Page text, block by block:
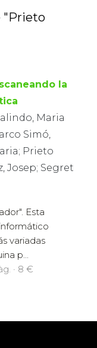
"Prieto
la
Maria
Simó,
Prieto
Josep; Segret
Esta
variadas
p...
· 8 €